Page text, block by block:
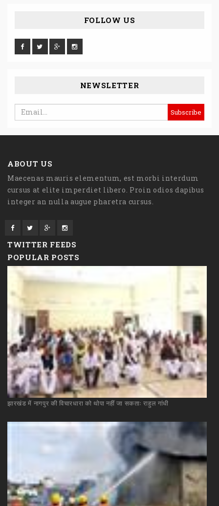
FOLLOW US
NEWSLETTER
ABOUT US
Maecenas mauris elementum, est morbi interdum
cursus at elite imperdiet libero. Proin odios dapibus
integer an nulla augue pharetra cursus.
TWITTER FEEDS
POPULAR POSTS
झारखंड में नागपुर की विचारधारा को थोपा नहीं जा सकताः राहुल गांधी